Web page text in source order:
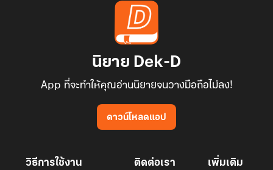
นิยาย Dek-D
App ที่จะทำให้คุณอ่านนิยายจนวางมือถือไม่ลง!
ดาวน์โหลดแอป
วิธีการใช้งาน ติดต่อเรา เพิ่มเติม